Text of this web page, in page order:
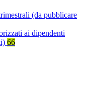
(da pubblicare
ai dipendenti
66